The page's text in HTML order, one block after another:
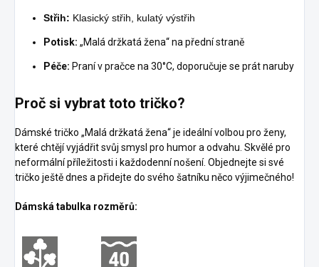
Střih: Klasický střih, kulatý výstřih
Potisk: „Malá držkatá žena“ na přední straně
Péče: Praní v pračce na 30°C, doporučuje se prát naruby
Proč si vybrat toto tričko?
Dámské tričko „Malá držkatá žena“ je ideální volbou pro ženy,
které chtějí vyjádřit svůj smysl pro humor a odvahu. Skvělé pro
neformální příležitosti i každodenní nošení. Objednejte si své
tričko ještě dnes a přidejte do svého šatníku něco výjimečného!
Dámská tabulka rozměrů: